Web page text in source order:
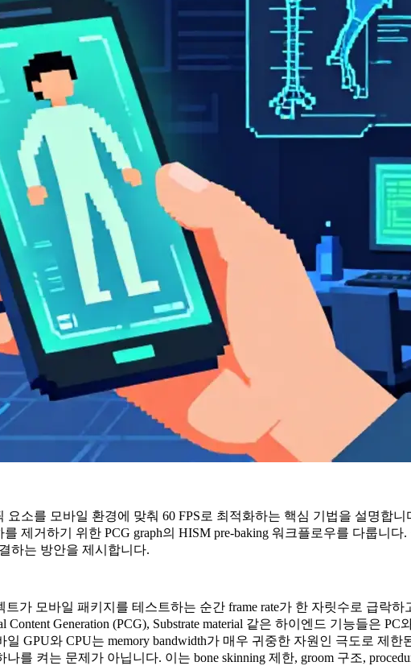
요소를 모바일 환경에 맞춰 60 FPS로 최적화하는 핵심 기법을 설명합
제거하기 위한 PCG graph의 HISM pre-baking 워크플로우를 다룹니
하는 방안을 제시합니다.
가 모바일 패키지를 테스트하는 순간 frame rate가 한 자릿수로 급락하
Generation (PCG), Substrate material 같은 하이엔드 기능들은
GPU와 CPU는 memory bandwidth가 매우 귀중한 자원인 극도로 제
켜는 문제가 아닙니다. 이는 bone skinning 제한, groom 구조,